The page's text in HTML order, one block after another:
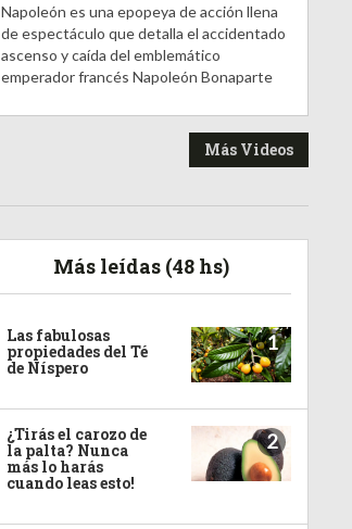
Napoleón es una epopeya de acción llena
de espectáculo que detalla el accidentado
ascenso y caída del emblemático
emperador francés Napoleón Bonaparte
Más Videos
Más leídas (48 hs)
Las fabulosas
propiedades del Té
de Níspero
1
¿Tirás el carozo de
la palta? Nunca
más lo harás
cuando leas esto!
2